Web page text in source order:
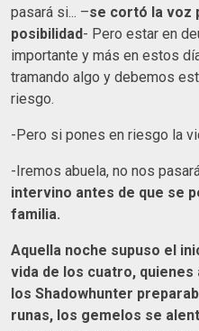
pasará si... –se cortó la voz
posibilidad- Pero estar en
importante y más en estos
tramando algo y debemos
riesgo.
-Pero si pones en riesgo la
-Iremos abuela, no nos
intervino antes de que se
familia.
Aquella noche supuso el
vida de los cuatro, quienes
los Shadowhunter
runas, los gemelos se